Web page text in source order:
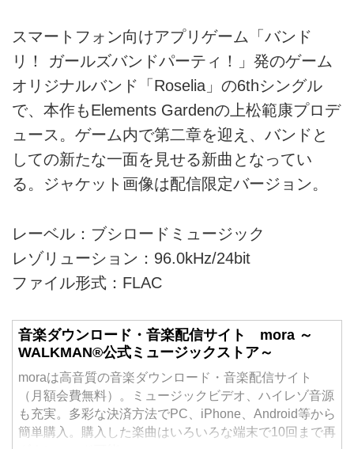
スマートフォン向けアプリゲーム「バンド
リ！ ガールズバンドパーティ！」発のゲーム
オリジナルバンド「Roselia」の6thシングル
で、本作もElements Gardenの上松範康プロデ
ュース。ゲーム内で第二章を迎え、バンドと
しての新たな一面を見せる新曲となってい
る。ジャケット画像は配信限定バージョン。
レーベル：ブシロードミュージック
レゾリューション：96.0kHz/24bit
ファイル形式：FLAC
音楽ダウンロード・音楽配信サイト mora ～
WALKMAN®公式ミュージックストア～
moraは高音質の音楽ダウンロード・音楽配信サイト
（月額会費無料）。ミュージックビデオ、ハイレゾ音源
も充実。多彩な決済方法でPC、iPhone、Android等から
簡単購入。購入した楽曲はいろいろな端末で10回まで再